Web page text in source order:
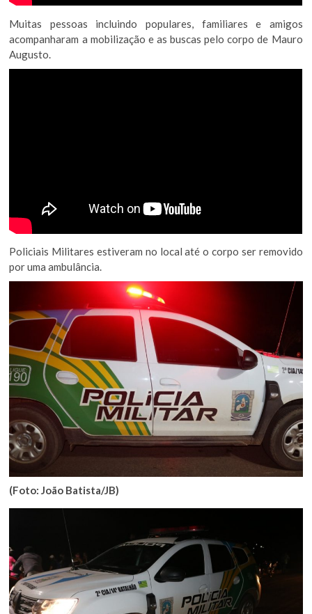
Muitas pessoas incluindo populares, familiares e amigos
acompanharam a mobilização e as buscas pelo corpo de Mauro
Augusto.
Policiais Militares estiveram no local até o corpo ser removido
por uma ambulância.
(Foto: João Batista/JB)